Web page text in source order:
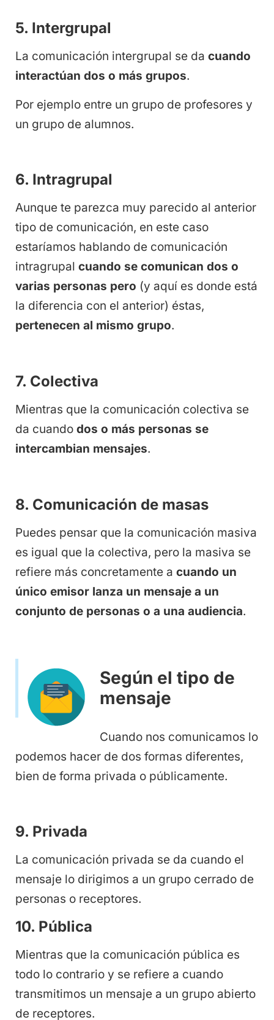
5. Intergrupal
La comunicación intergrupal se da cuando
interactúan dos o más grupos.
Por ejemplo entre un grupo de profesores y
un grupo de alumnos.
6. Intragrupal
Aunque te parezca muy parecido al anterior
tipo de comunicación, en este caso
estaríamos hablando de comunicación
intragrupal cuando se comunican dos o
varias personas pero (y aquí es donde está
la diferencia con el anterior) éstas,
pertenecen al mismo grupo.
7. Colectiva
Mientras que la comunicación colectiva se
da cuando dos o más personas se
intercambian mensajes.
8. Comunicación de masas
Puedes pensar que la comunicación masiva
es igual que la colectiva, pero la masiva se
refiere más concretamente a cuando un
único emisor lanza un mensaje a un
conjunto de personas o a una audiencia.
Según el tipo de
mensaje
Cuando nos comunicamos lo
podemos hacer de dos formas diferentes,
bien de forma privada o públicamente.
9. Privada
La comunicación privada se da cuando el
mensaje lo dirigimos a un grupo cerrado de
personas o receptores.
10. Pública
Mientras que la comunicación pública es
todo lo contrario y se refiere a cuando
transmitimos un mensaje a un grupo abierto
de receptores.